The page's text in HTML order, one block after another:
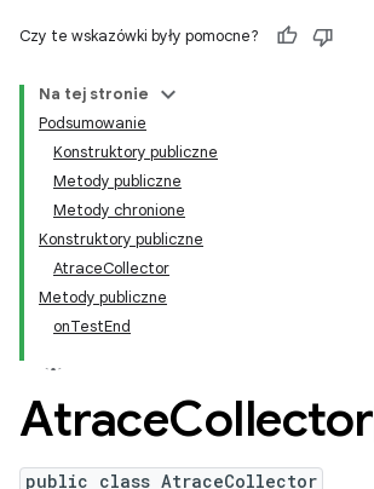
Czy te wskazówki były pomocne?
Na tej stronie
Podsumowanie
Konstruktory publiczne
Metody publiczne
Metody chronione
Konstruktory publiczne
AtraceCollector
Metody publiczne
onTestEnd
AtraceCollector
public class AtraceCollector